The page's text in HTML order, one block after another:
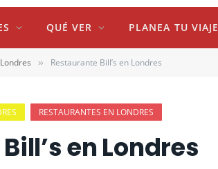
QUÉ VER PLANEA TU VIAJE
» Restaurante Bill’s en Londres
RESTAURANTES EN LONDRES
en Londres